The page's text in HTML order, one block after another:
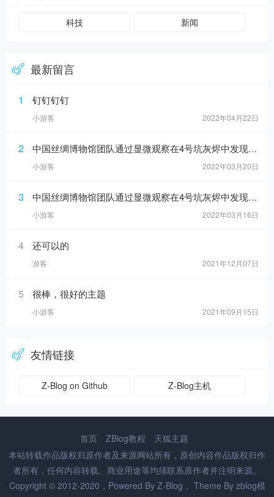
科技 新闻
最新留言
1 钉钉钉钉
小游客 2022年04月22日
2 中国丝绸博物馆团队通过显微观察在4号坑灰烬中发现纺织品痕迹
小游客 2022年03月20日
3 中国丝绸博物馆团队通过显微观察在4号坑灰烬中发现纺织品痕迹
小游客 2022年03月16日
4 还可以的
游客 2021年12月07日
5 很棒，很好的主题
小游客 2021年09月15日
友情链接
Z-Blog on Github Z-Blog主机
首页 ZBlog教程
天狐主题
本站转载作品版权归原作者及来源网站所有，原创内容作品版权归作
者所有，任何内容转载、商业用途等均须联系原作者并注明来源。
Copyright © 2012-2020，Powered By Z-Blog ， Theme By zblog模